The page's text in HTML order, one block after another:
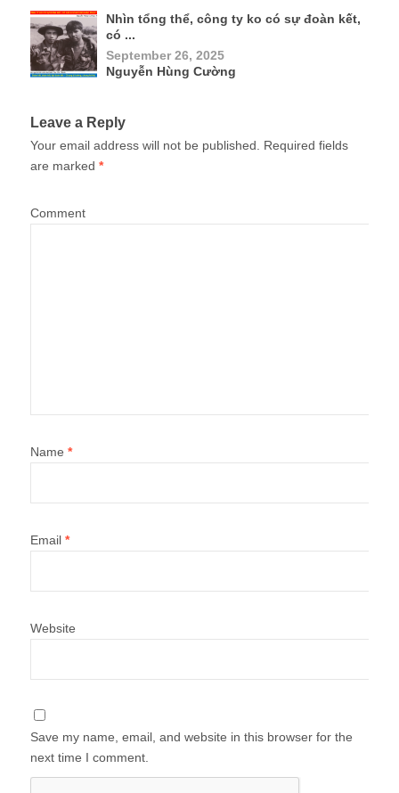
Nhìn tổng thể, công ty ko có sự đoàn kết,
có ...
September 26, 2025
Nguyễn Hùng Cường
Leave a Reply
Your email address will not be published. Required fields
are marked *
Comment
Name *
Email *
Website
Save my name, email, and website in this browser for the
next time I comment.